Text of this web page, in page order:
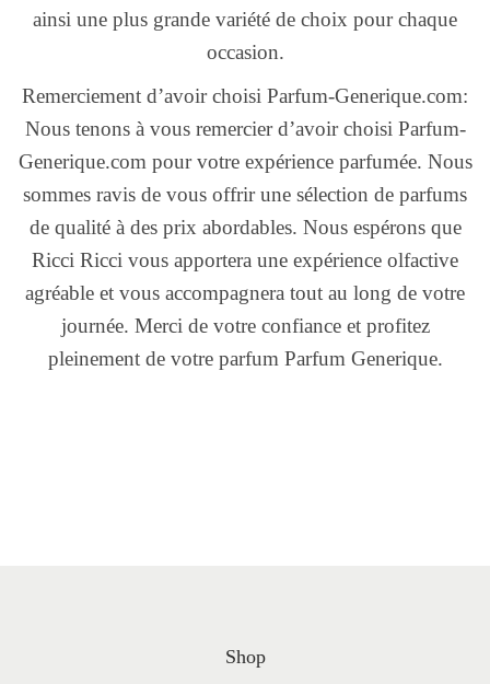
ainsi une plus grande variété de choix pour chaque
occasion.
Remerciement d’avoir choisi Parfum-Generique.com:
Nous tenons à vous remercier d’avoir choisi Parfum-
Generique.com pour votre expérience parfumée. Nous
sommes ravis de vous offrir une sélection de parfums
de qualité à des prix abordables. Nous espérons que
Ricci Ricci vous apportera une expérience olfactive
agréable et vous accompagnera tout au long de votre
journée. Merci de votre confiance et profitez
pleinement de votre parfum Parfum Generique.
Shop